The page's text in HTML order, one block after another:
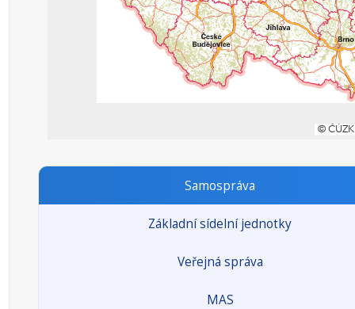
Samospráva
Základní sídelní jednotky
Veřejná správa
MAS